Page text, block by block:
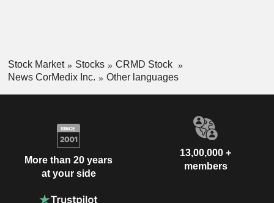
Stock Market Stocks
CRMD Stock
News CorMedix Inc.
Other languages
More than 20 years
at your side
13,00,000 +
members